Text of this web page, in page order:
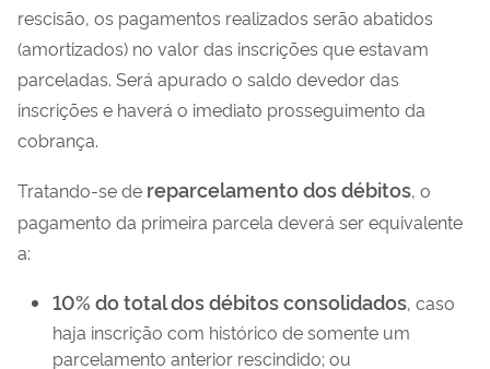
rescisão, os pagamentos realizados serão abatidos
(amortizados) no valor das inscrições que estavam
parceladas. Será apurado o saldo devedor das
inscrições e haverá o imediato prosseguimento da
cobrança.
Tratando-se de reparcelamento dos débitos, o
pagamento da primeira parcela deverá ser equivalente
a:
10% do total dos débitos consolidados, caso
haja inscrição com histórico de somente um
parcelamento anterior rescindido; ou